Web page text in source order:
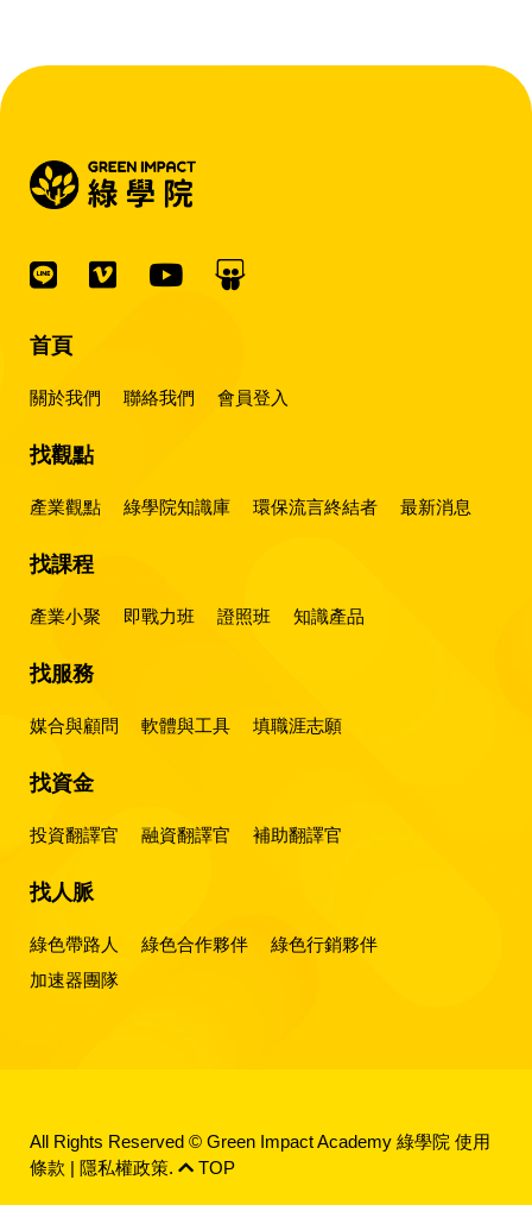
首頁
關於我們 聯絡我們 會員登入
找觀點
產業觀點 綠學院知識庫 環保流言終結者 最新消息
找課程
產業小聚 即戰力班 證照班 知識產品
找服務
媒合與顧問 軟體與工具 填職涯志願
找資金
投資翻譯官 融資翻譯官 補助翻譯官
找人脈
綠色帶路人 綠色合作夥伴
綠色行銷夥伴
加速器團隊
All Rights Reserved © Green Impact Academy 綠學院 使用
條款 | 隱私權政策. TOP